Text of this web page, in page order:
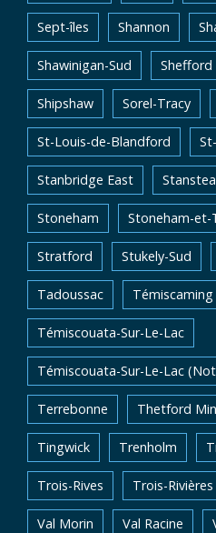
Sept-îles Shannon
Shawinigan-Sud Shefford
Shipshaw Sorel-Tracy
St-Louis-de-Blandford
Stanbridge East
Stoneham Stoneham-et-
Stratford Stukely-Sud
Tadoussac Témiscaming
Témiscouata-Sur-Le-Lac
Témiscouata-Sur-Le-Lac
Terrebonne Thetford
Tingwick Trenholm
Trois-Rives Trois-Rivières
Val Morin Val Racine